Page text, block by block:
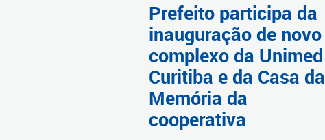
Prefeito participa da
inauguração de novo
complexo da Unimed
Curitiba e da Casa da
Memória da
cooperativa